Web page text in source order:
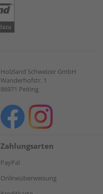
Holzland Schweizer GmbH
Wanderhofstr. 1
86971 Peiting
Zahlungsarten
PayPal
Onlineüberweisung